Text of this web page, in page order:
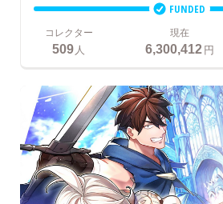
FUNDED
コレクター
509人
現在
6,300,412円